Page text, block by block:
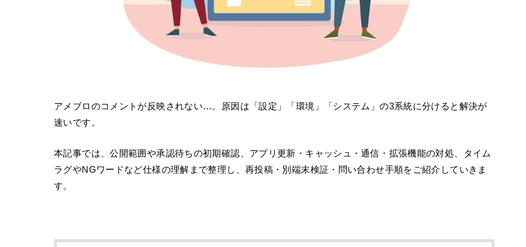
アメブロのコメントが反映されない…。原因は「設定」「環境」「システム」の3系統に分けると解決が
速いです。
本記事では、公開範囲や承認待ちの初期確認、アプリ更新・キャッシュ・通信・拡張機能の対処、タイム
ラグやNGワードなど仕様の理解まで整理し、再投稿・別端末検証・問い合わせ手順をご紹介していきま
す。